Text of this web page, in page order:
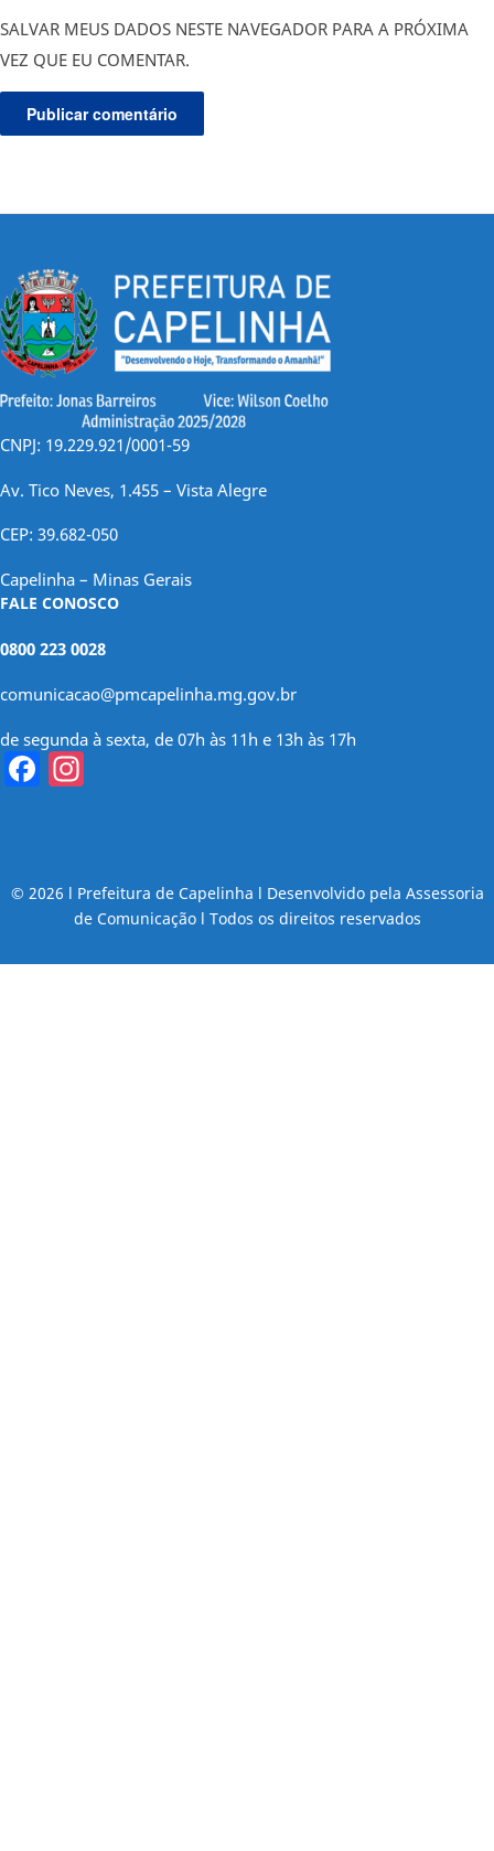
SALVAR MEUS DADOS NESTE NAVEGADOR PARA A PRÓXIMA
VEZ QUE EU COMENTAR.
CNPJ: 19.229.921/0001-59
Av. Tico Neves, 1.455 – Vista Alegre
CEP: 39.682-050
Capelinha – Minas Gerais
FALE CONOSCO
0800 223 0028
comunicacao@pmcapelinha.mg.gov.br
de segunda à sexta, de 07h às 11h e 13h às 17h
Facebook
© 2026 l Prefeitura de Capelinha l Desenvolvido pela Assessoria
de Comunicação l Todos os direitos reservados